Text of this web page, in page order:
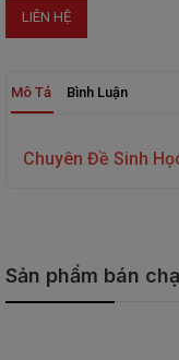
LIÊN HỆ
Mô Tả Bình Luận
Chuyên Đề Sinh
Sản phẩm bán